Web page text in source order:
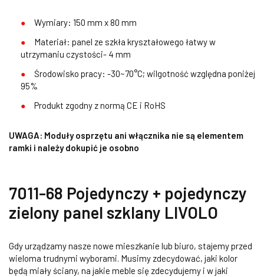
Wymiary: 150 mm x 80 mm
Materiał: panel ze szkła kryształowego łatwy w
utrzymaniu czystości- 4 mm
Środowisko pracy: -30~70°C; wilgotność względna poniżej
95%
Produkt zgodny z normą CE i RoHS
UWAGA: Moduły osprzętu ani włącznika nie są elementem
ramki i należy dokupić je osobno
7011-68 Pojedynczy + pojedynczy
zielony panel szklany LIVOLO
Gdy urządzamy nasze nowe mieszkanie lub biuro, stajemy przed
wieloma trudnymi wyborami. Musimy zdecydować, jaki kolor
będą miały ściany, na jakie meble się zdecydujemy i w jaki